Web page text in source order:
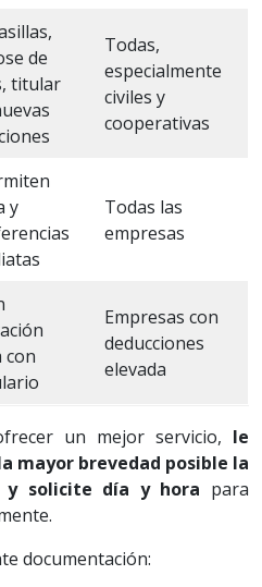
de
titular
Todas,
especialmente
civiles y
cooperativas
y
Todas las
empresas
con
Empresas con
deducciones
elevada
un mejor servicio, le
mayor brevedad posible la
y solicite día y hora para
documentación: